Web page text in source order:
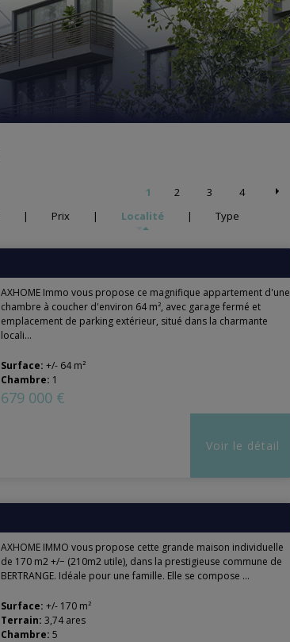
1 2 3
4
| Prix | Localité | Type
AXHOME Immo vous propose ce magnifique appartement d'une
chambre à coucher d'environ 64 m², avec garage fermé et
emplacement de parking extérieur, situé dans la charmante
locali...
Surface: +/- 64 m²
Chambre: 1
679 000 €
Voir le détail
AXHOME IMMO vous propose cette grande maison individuelle
de 170 m2 +/− (210m2 utile), dans la prestigieuse commune de
BERTRANGE. Idéale pour une famille. Elle se compose ...
Surface: +/- 170 m²
Terrain: 3,74 ares
Chambre: 5